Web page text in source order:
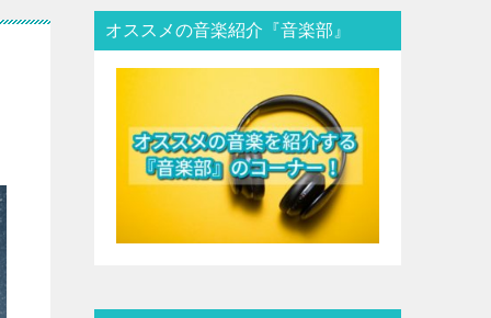
オススメの音楽紹介『音楽部』